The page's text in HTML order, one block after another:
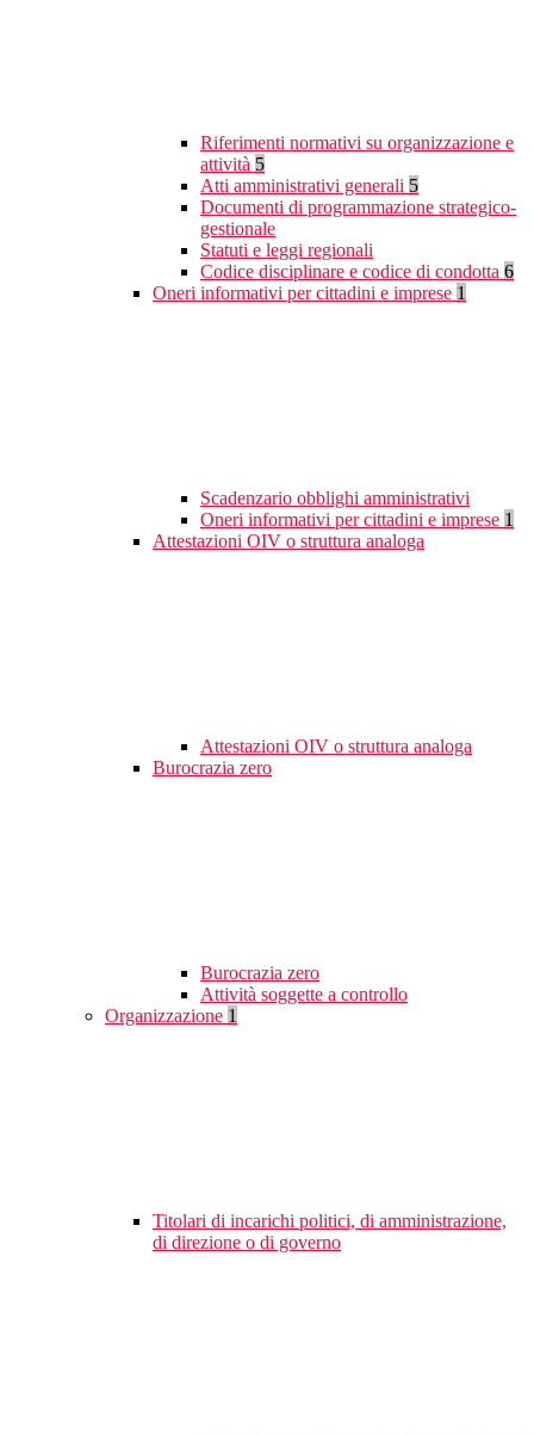
Riferimenti normativi su organizzazione e
attività 5
Atti amministrativi generali 5
Documenti di programmazione strategico-
gestionale
Statuti e leggi regionali
Codice disciplinare e codice di condotta 6
Oneri informativi per cittadini e imprese 1
Scadenzario obblighi amministrativi
Oneri informativi per cittadini e imprese 1
Attestazioni OIV o struttura analoga
Attestazioni OIV o struttura analoga
Burocrazia zero
Burocrazia zero
Attività soggette a controllo
Organizzazione 1
Titolari di incarichi politici, di amministrazione,
di direzione o di governo